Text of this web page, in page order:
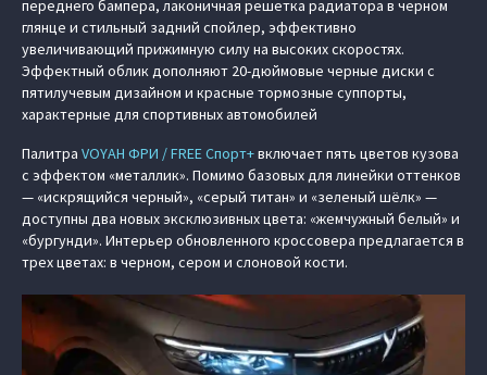
переднего бампера, лаконичная решетка радиатора в черном
глянце и стильный задний спойлер, эффективно
увеличивающий прижимную силу на высоких скоростях.
Эффектный облик дополняют 20-дюймовые черные диски с
пятилучевым дизайном и красные тормозные суппорты,
характерные для спортивных автомобилей
Палитра VOYAH ФРИ / FREE Спорт+включает пять цветов кузова
с эффектом «металлик». Помимо базовых для линейки оттенков
— «искрящийся черный», «серый титан» и «зеленый шёлк» —
доступны два новых эксклюзивных цвета: «жемчужный белый» и
«бургунди». Интерьер обновленного кроссовера предлагается в
трех цветах: в черном, сером и слоновой кости.